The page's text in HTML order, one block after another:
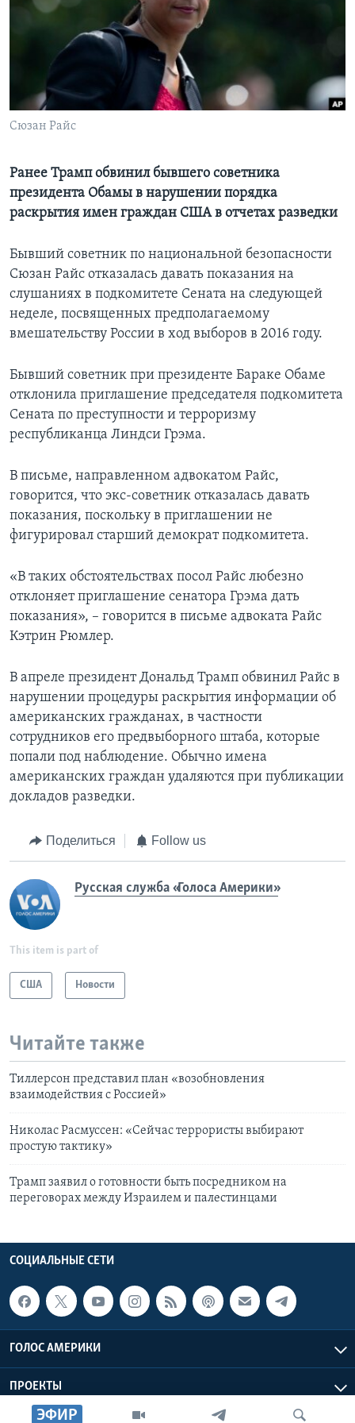
Learning English
ЭФИР
Сюзан Райс
Ранее Трамп обвинил бывшего советника
президента Обамы в нарушении порядка
раскрытия имен граждан США в отчетах разведки
Бывший советник по национальной безопасности
Сюзан Райс отказалась давать показания на
слушаниях в подкомитете Сената на следующей
неделе, посвященных предполагаемому
вмешательству России в ход выборов в 2016 году.
Бывший советник при президенте Бараке Обаме
отклонила приглашение председателя подкомитета
Сената по преступности и терроризму
республиканца Линдси Грэма.
В письме, направленном адвокатом Райс,
говорится, что экс-советник отказалась давать
показания, поскольку в приглашении не
фигурировал старший демократ подкомитета.
«В таких обстоятельствах посол Райс любезно
отклоняет приглашение сенатора Грэма дать
показания», – говорится в письме адвоката Райс
Кэтрин Рюмлер.
В апреле президент Дональд Трамп обвинил Райс в
нарушении процедуры раскрытия информации об
американских гражданах, в частности
сотрудников его предвыборного штаба, которые
попали под наблюдение. Обычно имена
американских граждан удаляются при публикации
докладов разведки.
Поделиться Follow us
Русская служба «Голоса Америки»
This item is part of
США Новости
Читайте также
Тиллерсон представил план «возобновления
взаимодействия с Россией»
Николас Расмуссен: «Сейчас террористы выбирают
простую тактику»
Трамп заявил о готовности быть посредником на
переговорах между Израилем и палестинцами
СОЦИАЛЬНЫЕ СЕТИ
ГОЛОС АМЕРИКИ
ПРОЕКТЫ